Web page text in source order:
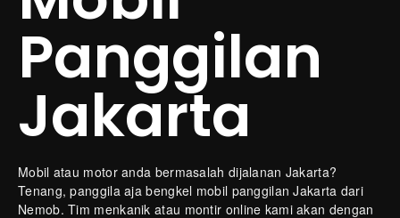
Panggilan
Jakarta
Mobil atau motor anda bermasalah dijalanan Jakarta?
Tenang, panggila aja bengkel mobil panggilan Jakarta dari
Nemob. Tim menkanik atau montir online kami akan dengan